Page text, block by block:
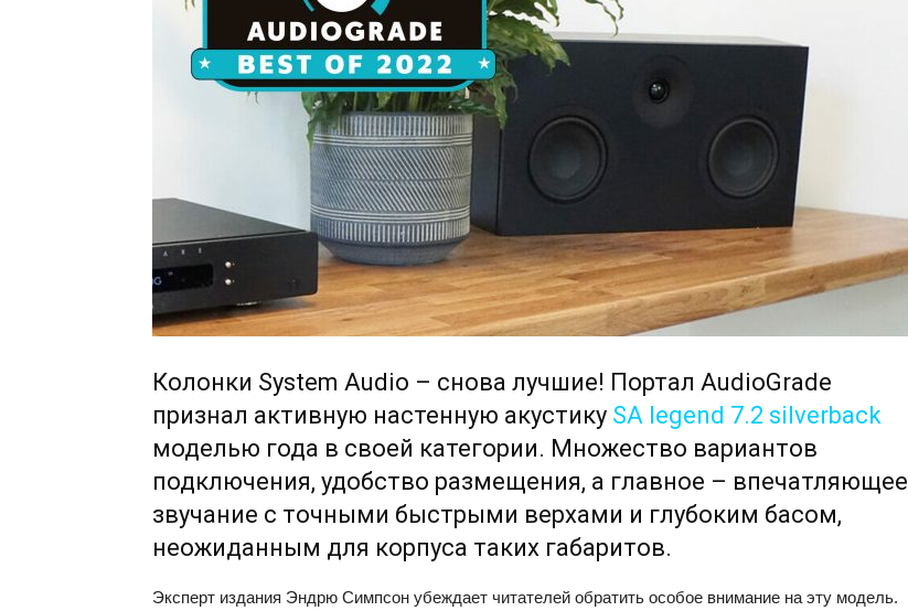
Колонки System Audio – снова лучшие! Портал AudioGrade
признал активную настенную акустику SA legend 7.2 silverback
моделью года в своей категории. Множество вариантов
подключения, удобство размещения, а главное – впечатляющее
звучание с точными быстрыми верхами и глубоким басом,
неожиданным для корпуса таких габаритов.
Эксперт издания Эндрю Симпсон убеждает читателей обратить особое внимание на эту модель.